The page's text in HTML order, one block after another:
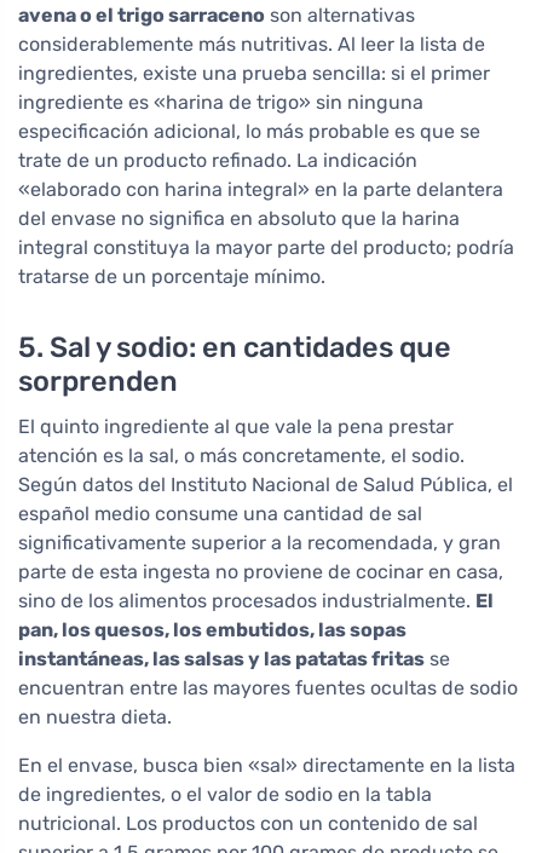
avena o el trigo sarraceno son alternativas
considerablemente más nutritivas. Al leer la lista de
ingredientes, existe una prueba sencilla: si el primer
ingrediente es «harina de trigo» sin ninguna
especificación adicional, lo más probable es que se
trate de un producto refinado. La indicación
«elaborado con harina integral» en la parte delantera
del envase no significa en absoluto que la harina
integral constituya la mayor parte del producto; podría
tratarse de un porcentaje mínimo.
5. Sal y sodio: en cantidades que
sorprenden
El quinto ingrediente al que vale la pena prestar
atención es la sal, o más concretamente, el sodio.
Según datos del Instituto Nacional de Salud Pública, el
español medio consume una cantidad de sal
significativamente superior a la recomendada, y gran
parte de esta ingesta no proviene de cocinar en casa,
sino de los alimentos procesados industrialmente. El
pan, los quesos, los embutidos, las sopas
instantáneas, las salsas y las patatas fritas se
encuentran entre las mayores fuentes ocultas de sodio
en nuestra dieta.
En el envase, busca bien «sal» directamente en la lista
de ingredientes, o el valor de sodio en la tabla
nutricional. Los productos con un contenido de sal